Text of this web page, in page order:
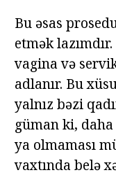
Bu əsas
etmək
vagina və
adlanır. Bu
yalnız bəzi
güman ki,
ya olmaması
vaxtında belə